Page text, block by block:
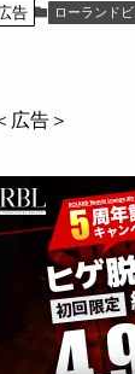
告 ローランド
広告＞